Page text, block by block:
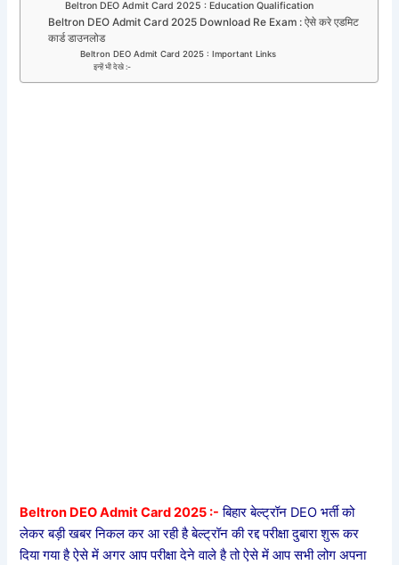
Beltron DEO Admit Card 2025 : Education Qualification
Beltron DEO Admit Card 2025 Download Re Exam : ऐसे करे एडमिट
कार्ड डाउनलोड
Beltron DEO Admit Card 2025 : Important Links
इन्हें भी देखे :-
Beltron DEO Admit Card 2025 :- बिहार बेल्ट्रॉन DEO भर्ती को
लेकर बड़ी खबर निकल कर आ रही है बेल्ट्रॉन की रद्द परीक्षा दुबारा शुरू कर
दिया गया है ऐसे में अगर आप परीक्षा देने वाले है तो ऐसे में आप सभी लोग अपना